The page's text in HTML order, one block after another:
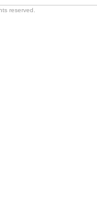
reserved.